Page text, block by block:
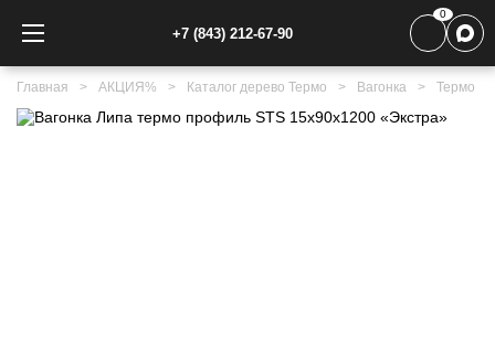
+7 (843) 212-67-90
0
Главная АКЦИЯ% Каталог дерево Термо Вагонка Термо